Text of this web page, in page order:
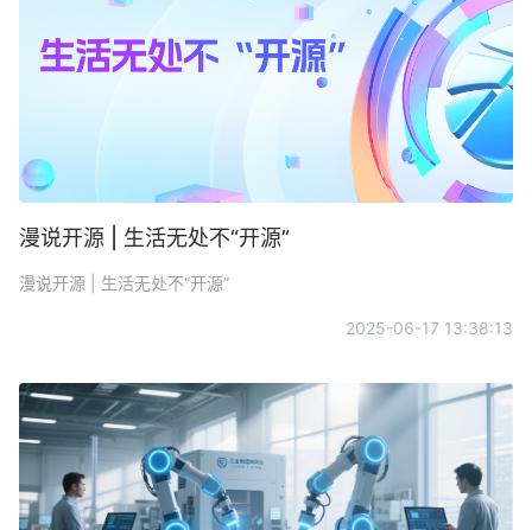
漫说开源 | 生活无处不“开源”
漫说开源 | 生活无处不“开源”
2025-06-17 13:38:13